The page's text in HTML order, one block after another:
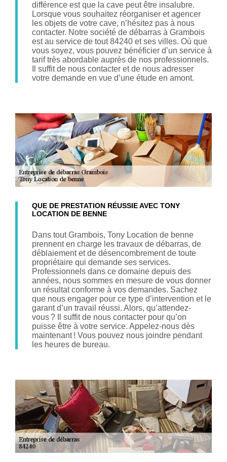
différence est que la cave peut être insalubre.
Lorsque vous souhaitez réorganiser et agencer
les objets de votre cave, n’hésitez pas à nous
contacter. Notre société de débarras à Grambois
est au service de tout 84240 et ses villes. Où que
vous soyez, vous pouvez bénéficier d’un service à
tarif très abordable auprès de nos professionnels.
Il suffit de nous contacter et de nous adresser
votre demande en vue d’une étude en amont.
QUE DE PRESTATION RÉUSSIE AVEC TONY
LOCATION DE BENNE
Dans tout Grambois, Tony Location de benne
prennent en charge les travaux de débarras, de
déblaiement et de désencombrement de toute
propriétaire qui demande ses services.
Professionnels dans ce domaine depuis des
années, nous sommes en mesure de vous donner
un résultat conforme à vos demandes. Sachez
que nous engager pour ce type d’intervention et le
garant d’un travail réussi. Alors, qu’attendez-
vous ? Il suffit de nous contacter pour qu’on
puisse être à votre service. Appelez-nous dès
maintenant ! Vous pouvez nous joindre pendant
les heures de bureau.